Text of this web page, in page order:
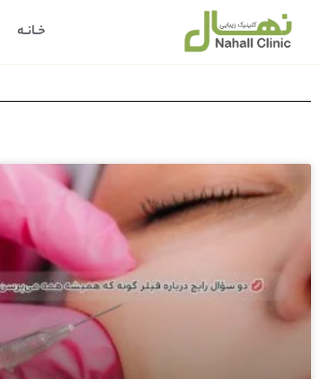
خـانـه